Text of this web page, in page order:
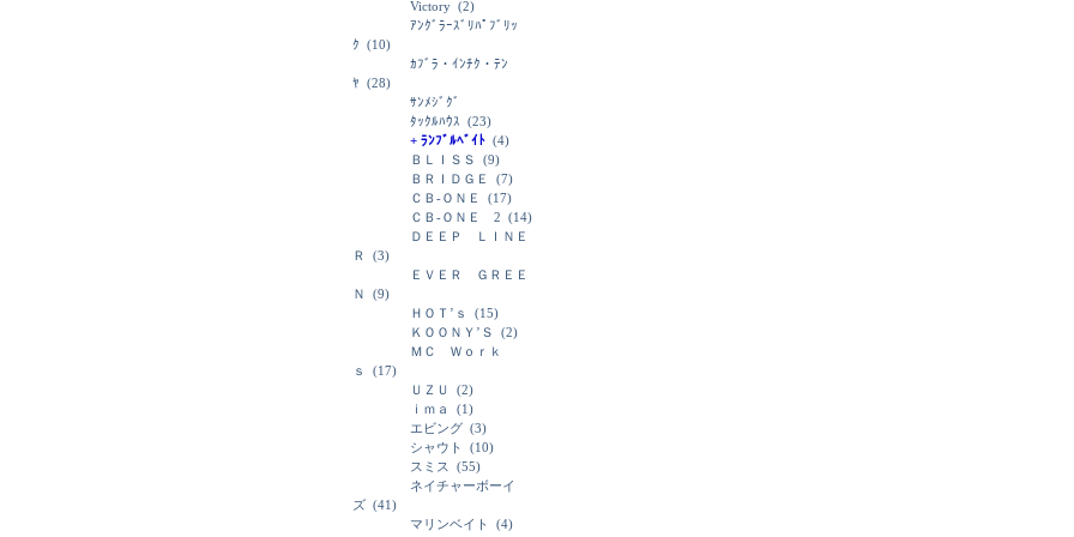
Victory (2)
ｱﾝｸﾞﾗｰｽﾞﾘﾊﾟﾌﾞﾘｯ
ｸ (10)
ｶﾌﾞﾗ・ｲﾝﾁｸ・ﾃﾝ
ﾔ (28)
ｻﾝﾒｼﾞｸﾞ
ﾀｯｸﾙﾊｳｽ (23)
+ ﾗﾝﾌﾞﾙﾍﾞｲﾄ (4)
ＢＬＩＳＳ
(9)
ＢＲＩＤＧＥ
(7)
ＣＢ-ＯＮＥ
(17)
ＣＢ-ＯＮＥ 2 (14)
ＤＥＥＰ ＬＩＮＥ
Ｒ
(3)
ＥＶＥＲ ＧＲＥＥ
Ｎ
(9)
ＨＯＴ’ｓ
(15)
ＫＯＯＮＹ’Ｓ
(2)
ＭＣ Ｗｏｒｋ
ｓ
(17)
ＵＺＵ
(2)
ｉｍａ
(1)
エビング (3)
シャウト
(10)
スミス
(55)
ネイチャーボーイ
ズ (41)
マリンベイト
(4)